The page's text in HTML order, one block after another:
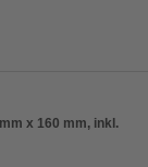
x 160 mm, inkl.